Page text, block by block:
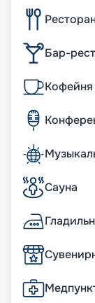
Бар-
Кофейня
Сауна